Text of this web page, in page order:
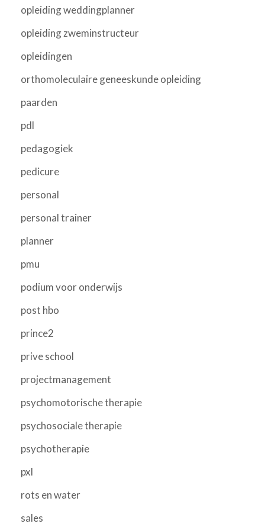
opleiding weddingplanner
opleiding zweminstructeur
opleidingen
orthomoleculaire geneeskunde opleiding
paarden
pdl
pedagogiek
pedicure
personal
personal trainer
planner
pmu
podium voor onderwijs
post hbo
prince2
prive school
projectmanagement
psychomotorische therapie
psychosociale therapie
psychotherapie
pxl
rots en water
sales